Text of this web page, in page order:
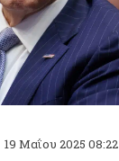
19 Μαΐου 2025 08:22